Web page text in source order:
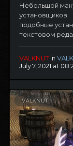
Небольшой
установщиков.
подобные
текстовом
VALKNUTin
July 7, 2021 at
VALKNUT